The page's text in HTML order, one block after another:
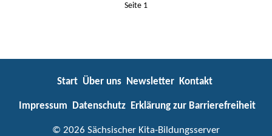
Seite 1
Start Über uns Newsletter Kontakt
Impressum Datenschutz Erklärung zur Barrierefreiheit
© 2026 Sächsischer Kita-Bildungsserver